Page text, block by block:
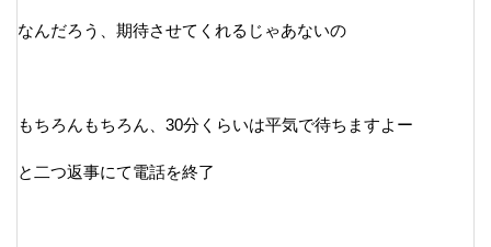
なんだろう、期待させてくれるじゃあないの
もちろんもちろん、30分くらいは平気で待ちますよー
と二つ返事にて電話を終了